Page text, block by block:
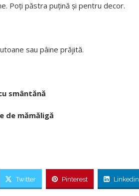
Poți păstra puțină și pentru decor.
sau pâine prăjită.
smântănă
de mămăligă
Twitter Pinterest Linkedin